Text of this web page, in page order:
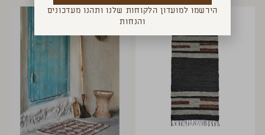
הירשמו למועדון הלקוחות שלנו ותהנו מעדכונים
והנחות